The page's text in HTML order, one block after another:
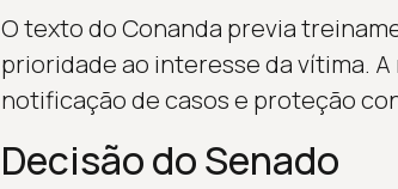
O texto do Conanda previa
prioridade ao interesse da vítima.
notificação de casos e proteção
Decisão do Senado